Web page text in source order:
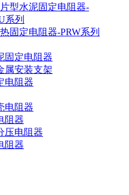
型水泥固定电阻器-
系列
固定电阻器-PRW系列
固定电阻器
属安装支架
电阻器
电阻器
阻器
压电阻器
阻器